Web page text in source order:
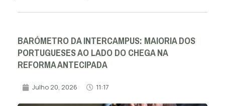
BARÓMETRO DA INTERCAMPUS: MAIORIA DOS
PORTUGUESES AO LADO DO CHEGA NA
REFORMA ANTECIPADA
Julho 20, 2026 11:17